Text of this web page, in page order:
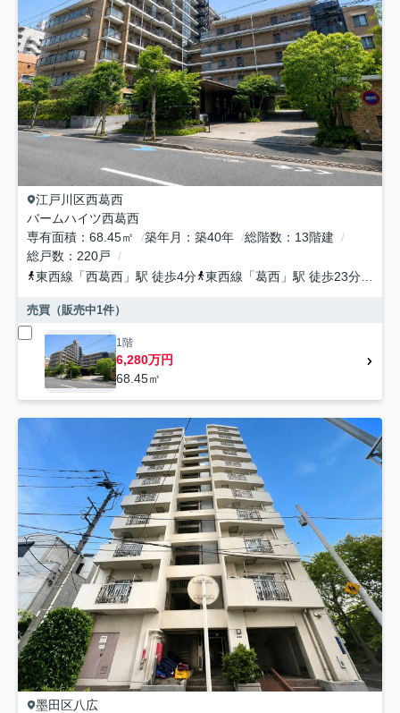
江戸川区西葛西
バームハイツ西葛西
専有面積
68.45㎡ 築年月 築40年 総階数
13階建
総戸数
220戸
東西線 「西葛西 」駅 徒歩4分 東西線 「葛西 」駅 徒歩23分
売買（販売中1件）
1階
6,280万円
68.45㎡
墨田区八広